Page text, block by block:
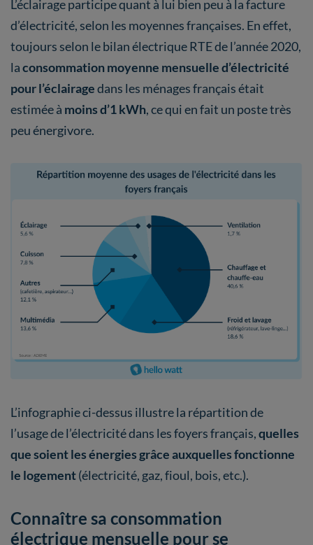
L’éclairage participe quant à lui bien peu à la facture
d’électricité, selon les moyennes françaises. En effet,
toujours selon le bilan électrique RTE de l’année 2020,
laconsommation moyenne mensuelle d’électricité
pour l’éclairagedans les ménages français était
estimée à moins d’1 kWh, ce qui en fait un poste très
peu énergivore.
L’infographie ci-dessus illustre la répartition de
l’usage de l’électricité dans les foyers français,quelles
que soient les énergies grâce auxquelles fonctionne
le logement(électricité, gaz, fioul, bois, etc.).
Connaître sa consommation
électrique mensuelle pour se